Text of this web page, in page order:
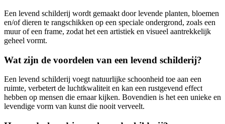
Een levend schilderij wordt gemaakt door levende planten, bloemen
en/of dieren te rangschikken op een speciale ondergrond, zoals een
muur of een frame, zodat het een artistiek en visueel aantrekkelijk
geheel vormt.
Wat zijn de voordelen van een levend schilderij?
Een levend schilderij voegt natuurlijke schoonheid toe aan een
ruimte, verbetert de luchtkwaliteit en kan een rustgevend effect
hebben op mensen die ernaar kijken. Bovendien is het een unieke en
levendige vorm van kunst die nooit verveelt.